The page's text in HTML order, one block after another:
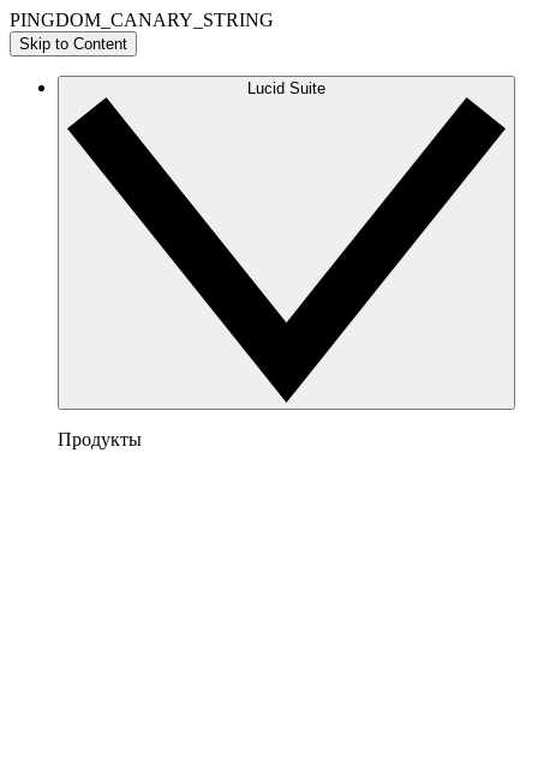
PINGDOM_CANARY_STRING
Skip to Content
Lucid Suite
Продукты